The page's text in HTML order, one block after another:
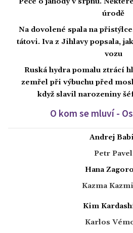
úrodě
Na dovolené spala na
tátovi. Iva z Jihlavy popsala,
vozu
Ruská hydra pomalu ztrácí
zemřel při výbuchu před
když slavil narozeniny
O kom se mluví -
Andrej
Petr Pavel
Hana
Kazma
Kim
Karlos